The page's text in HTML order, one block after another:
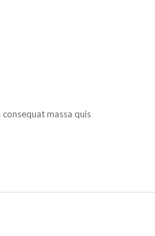
massa quis